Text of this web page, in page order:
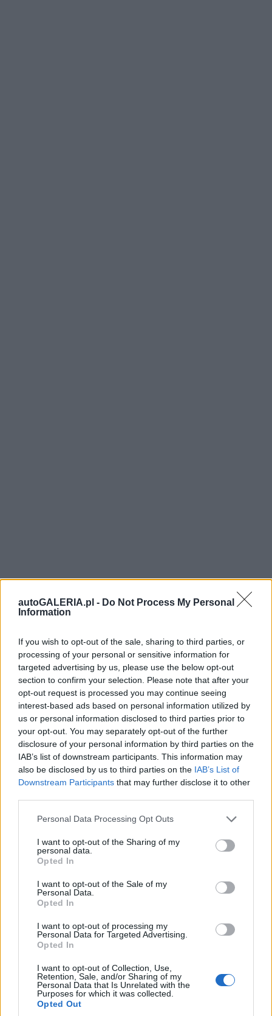
autoGALERIA.pl - Do Not Process My Personal
Information
If you wish to opt-out of the sale, sharing to third parties, or
processing of your personal or sensitive information for
targeted advertising by us, please use the below opt-out
section to confirm your selection. Please note that after your
opt-out request is processed you may continue seeing
interest-based ads based on personal information utilized by
us or personal information disclosed to third parties prior to
your opt-out. You may separately opt-out of the further
disclosure of your personal information by third parties on the
IAB’s list of downstream participants. This information may
also be disclosed by us to third parties on the IAB’s List of
Downstream Participants that may further disclose it to other
Please note that this website/app uses one or more Google
not limited to your visit or usage behaviour. You may click to
grant or deny consent to Google and its third-party tags to
use your data for below specified purposes in below Google
consent section.
Personal Data Processing Opt Outs
I want to opt-out of the Sharing of my
personal data.
Opted In
I want to opt-out of the Sale of my
Personal Data.
Opted In
I want to opt-out of processing my
Personal Data for Targeted Advertising.
Opted In
I want to opt-out of Collection, Use,
Retention, Sale, and/or Sharing of my
Personal Data that Is Unrelated with the
Purposes for which it was collected.
Opted Out